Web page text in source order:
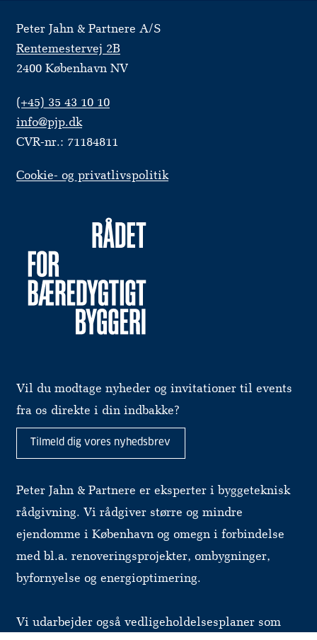
Peter Jahn & Partnere A/S
Rentemestervej 2B
2400 København NV
(+45) 35 43 10 10
info@pjp.dk
CVR-nr.: 71184811
Cookie- og privatlivspolitik
Vil du modtage nyheder og invitationer til events
fra os direkte i din indbakke?
Tilmeld dig vores nyhedsbrev
Peter Jahn & Partnere er eksperter i byggeteknisk
rådgivning. Vi rådgiver større og mindre
ejendomme i København og omegn i forbindelse
med bl.a. renoveringsprojekter, ombygninger,
byfornyelse og energioptimering.
Vi udarbejder også vedligeholdelsesplaner som